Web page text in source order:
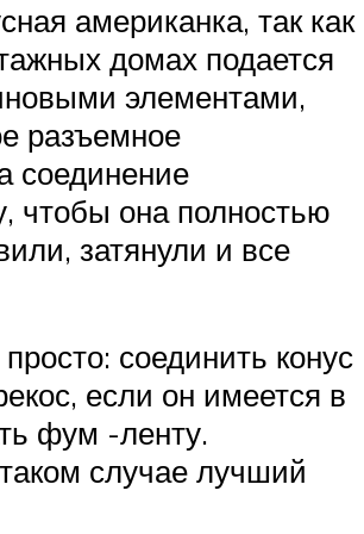
американка, так как
домах подается
элементами,
разъемное
соединение
чтобы она полностью
затянули и все
соединить конус
если он имеется в
фум -ленту.
случае лучший